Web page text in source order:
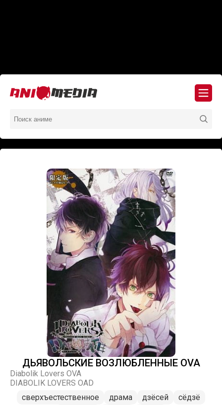
ДЬЯВОЛЬСКИЕ ВОЗЛЮБЛЕННЫЕ OVA
Diabolik Lovers OVA
DIABOLIK LOVERS OAD
сверхъестественное
драма дзёсей
сёдзё